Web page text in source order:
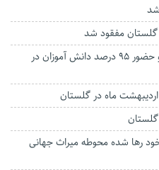
نخستین روز تحصیل در سال جدید و حضور ۹۵ درصد دانش آموزان در
رها شده محوطه میراث‌ جهانی